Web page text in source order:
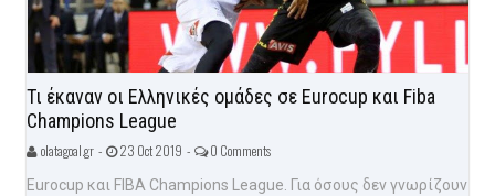
Τι έκαναν οι Ελληνικές ομάδες σε Eurocup και Fiba
Champions League
olatagoal.gr - 23 Oct 2019 - 0 Comments
Eurocup και FIBA Champions League. Για όσους δεν γνωρίζουν